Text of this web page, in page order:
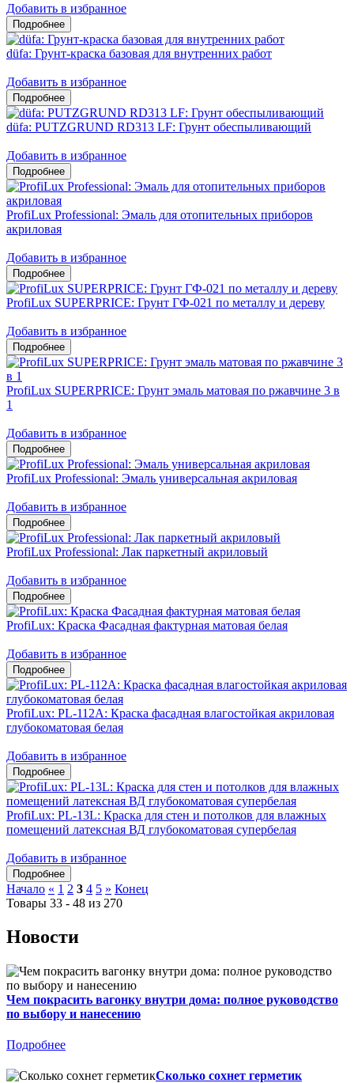
Добавить в избранное
düfa: Грунт-краска базовая для внутренних работ
Добавить в избранное
düfa: PUTZGRUND RD313 LF: Грунт обеспыливающий
Добавить в избранное
ProfiLux Professional: Эмаль для отопительных приборов
акриловая
Добавить в избранное
ProfiLux SUPERPRICE: Грунт ГФ-021 по металлу и дереву
Добавить в избранное
ProfiLux SUPERPRICE: Грунт эмаль матовая по ржавчине 3 в
1
Добавить в избранное
ProfiLux Professional: Эмаль универсальная акриловая
Добавить в избранное
ProfiLux Professional: Лак паркетный акриловый
Добавить в избранное
ProfiLux: Краска Фасадная фактурная матовая белая
Добавить в избранное
ProfiLux: PL-112А: Краска фасадная влагостойкая акриловая
глубокоматовая белая
Добавить в избранное
ProfiLux: PL-13L: Краска для стен и потолков для влажных
помещений латексная ВД глубокоматовая супербелая
Добавить в избранное
Начало « 1 2 3 4 5 » Конец
Товары 33 - 48 из 270
Новости
Чем покрасить вагонку внутри дома: полное руководство
по выбору и нанесению
Подробнее
Сколько сохнет герметик